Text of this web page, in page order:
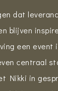
dat
blijven
een event
centraal
Nikki in